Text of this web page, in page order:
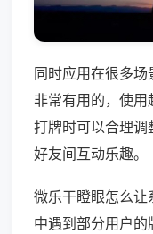
同时应用在很多
非常有用的，使
打牌时可以合理调
好友间互动乐趣。
微乐干瞪眼怎么
中遇到部分用户